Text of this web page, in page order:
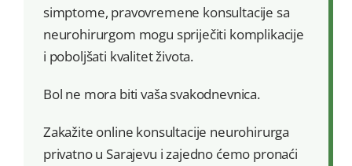
simptome, pravovremene konsultacije sa
neurohirurgom mogu spriječiti komplikacije
i poboljšati kvalitet života.
Bol ne mora biti vaša svakodnevnica.
Zakažite online konsultacije neurohirurga
privatno u Sarajevu i zajedno ćemo pronaći